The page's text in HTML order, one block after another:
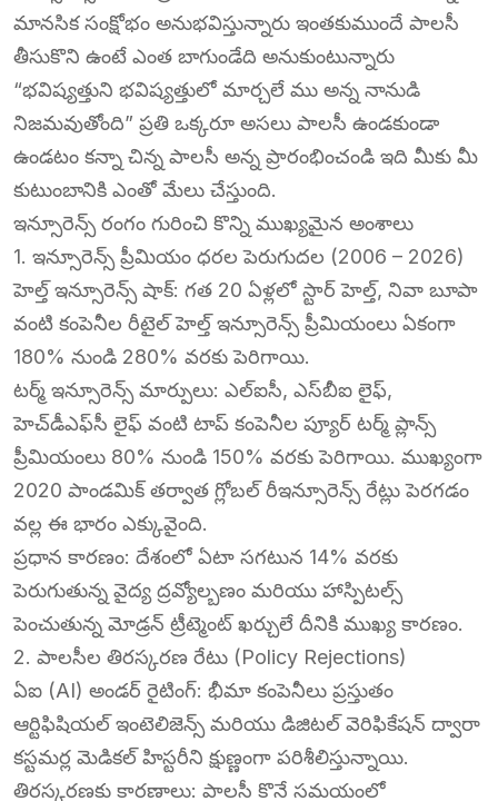
మానసిక సంక్షోభం అనుభవిస్తున్నారు ఇంతకుముందే పాలసీ
తీసుకొని ఉంటే ఎంత బాగుండేది అనుకుంటున్నారు
“భవిష్యత్తుని భవిష్యత్తులో మార్చలే ము అన్న నానుడి
నిజమవుతోంది” ప్రతి ఒక్కరూ అసలు పాలసీ ఉండకుండా
ఉండటం కన్నా చిన్న పాలసీ అన్న ప్రారంభించండి ఇది మీకు మీ
కుటుంబానికి ఎంతో మేలు చేస్తుంది.
ఇన్సూరెన్స్ రంగం గురించి కొన్ని ముఖ్యమైన అంశాలు
1. ఇన్సూరెన్స్ ప్రీమియం ధరల పెరుగుదల (2006 – 2026)
​హెల్త్ ఇన్సూరెన్స్ షాక్: గత 20 ఏళ్లలో స్టార్ హెల్త్, నివా బూపా
వంటి కంపెనీల రీటైల్ హెల్త్ ఇన్సూరెన్స్ ప్రీమియంలు ఏకంగా
180% నుండి 280% వరకు పెరిగాయి.
​టర్మ్ ఇన్సూరెన్స్ మార్పులు: ఎల్‌ఐసీ, ఎస్‌బీఐ లైఫ్,
హెచ్‌డీఎఫ్‌సీ లైఫ్ వంటి టాప్ కంపెనీల ప్యూర్ టర్మ్ ప్లాన్స్
ప్రీమియంలు 80% నుండి 150% వరకు పెరిగాయి. ముఖ్యంగా
2020 పాండమిక్ తర్వాత గ్లోబల్ రీఇన్సూరెన్స్ రేట్లు పెరగడం
వల్ల ఈ భారం ఎక్కువైంది.
​ప్రధాన కారణం: దేశంలో ఏటా సగటున 14% వరకు
పెరుగుతున్న వైద్య ద్రవ్యోల్బణం మరియు హాస్పిటల్స్
పెంచుతున్న మోడ్రన్ ట్రీట్మెంట్ ఖర్చులే దీనికి ముఖ్య కారణం.
​2. పాలసీల తిరస్కరణ రేటు (Policy Rejections)
​ఏఐ (AI) అండర్ రైటింగ్: భీమా కంపెనీలు ప్రస్తుతం
ఆర్టిఫిషియల్ ఇంటెలిజెన్స్ మరియు డిజిటల్ వెరిఫికేషన్ ద్వారా
కస్టమర్ల మెడికల్ హిస్టరీని క్షుణ్ణంగా పరిశీలిస్తున్నాయి.
​తిరస్కరణకు కారణాలు: పాలసీ కొనే సమయంలో